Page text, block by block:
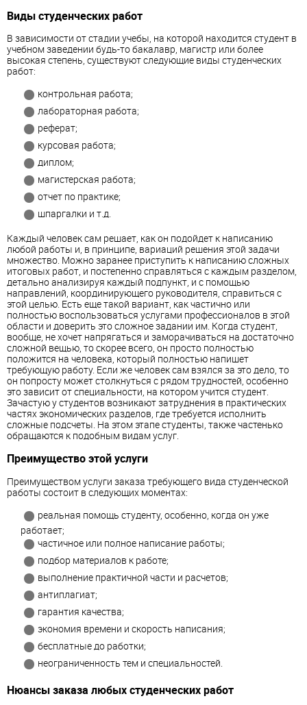
Виды студенческих работ
В зависимости от стадии учебы, на которой находится студент в
учебном заведении будь-то бакалавр, магистр или более
высокая степень, существуют следующие виды студенческих
работ:
контрольная работа;
лабораторная работа;
реферат;
курсовая работа;
диплом;
магистерская работа;
отчет по практике;
шпаргалки и т.д.
Каждый человек сам решает, как он подойдет к написанию
любой работы и, в принципе, вариаций решения этой задачи
множество. Можно заранее приступить к написанию сложных
итоговых работ, и постепенно справляться с каждым разделом,
детально анализируя каждый подпункт, и с помощью
направлений, координирующего руководителя, справиться с
этой целью. Есть еще такой вариант, как частично или
полностью воспользоваться услугами профессионалов в этой
области и доверить это сложное задании им. Когда студент,
вообще, не хочет напрягаться и заморачиваться на достаточно
сложной вещью, то скорее всего, он просто полностью
положится на человека, который полностью напишет
требующую работу. Если же человек сам взялся за это дело, то
он попросту может столкнуться с рядом трудностей, особенно
это зависит от специальности, на котором учится студент.
Зачастую у студентов возникают затруднения в практических
частях экономических разделов, где требуется исполнить
сложные подсчеты. На этом этапе студенты, также частенько
обращаются к подобным видам услуг.
Преимущество этой услуги
Преимуществом услуги заказа требующего вида студенческой
работы состоит в следующих моментах:
реальная помощь студенту, особенно, когда он уже
работает;
частичное или полное написание работы;
подбор материалов к работе;
выполнение практичной части и расчетов;
антиплагиат;
гарантия качества;
экономия времени и скорость написания;
бесплатные до работки;
неограниченность тем и специальностей.
Нюансы заказа любых студенческих работ